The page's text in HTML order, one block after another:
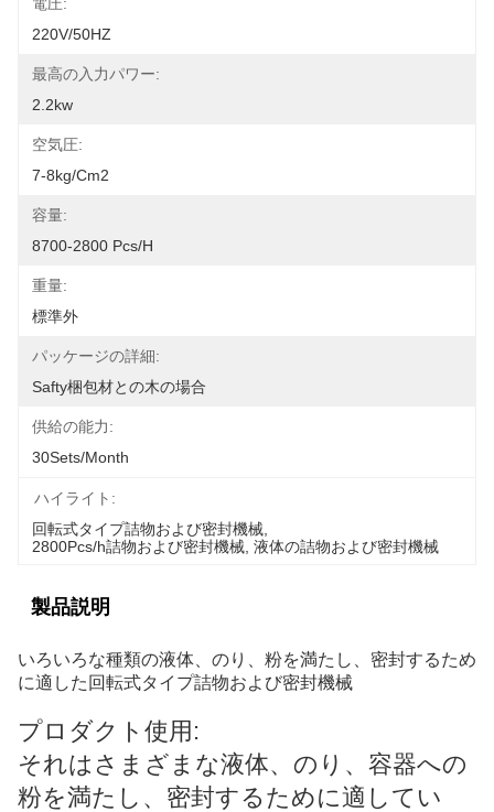
220V/50HZ
最高の入力パワー:
2.2kw
空気圧:
7-8kg/cm2
容量:
8700-2800 Pcs/h
重量:
標準外
パッケージの詳細:
Safty梱包材との木の場合
供給の能力:
30Sets/Month
ハイライト:
回転式タイプ詰物および密封機械
2800Pcs/h詰物および密封機械 液体の詰物および密封機械
製品説明
いろいろな種類の液体、のり、粉を満たし、密封するため
に適した回転式タイプ詰物および密封機械
プロダクト使用:
それはさまざまな液体、のり、容器への
粉を満たし、密封するために適してい